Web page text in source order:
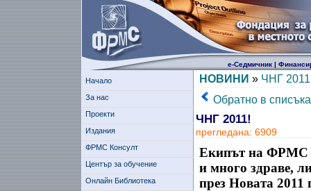
е-Седмичник|
Начало
За нас
Проекти
Издания
ФРМС Консулт
Център за обучение
Онлайн Библиотека
НОВИНИ » ЧНГ
Обратно в списъка
ЧНГ 2011!
прегледана: 6909
Екипът на ФРМС
и много здраве,
през Новата 2011